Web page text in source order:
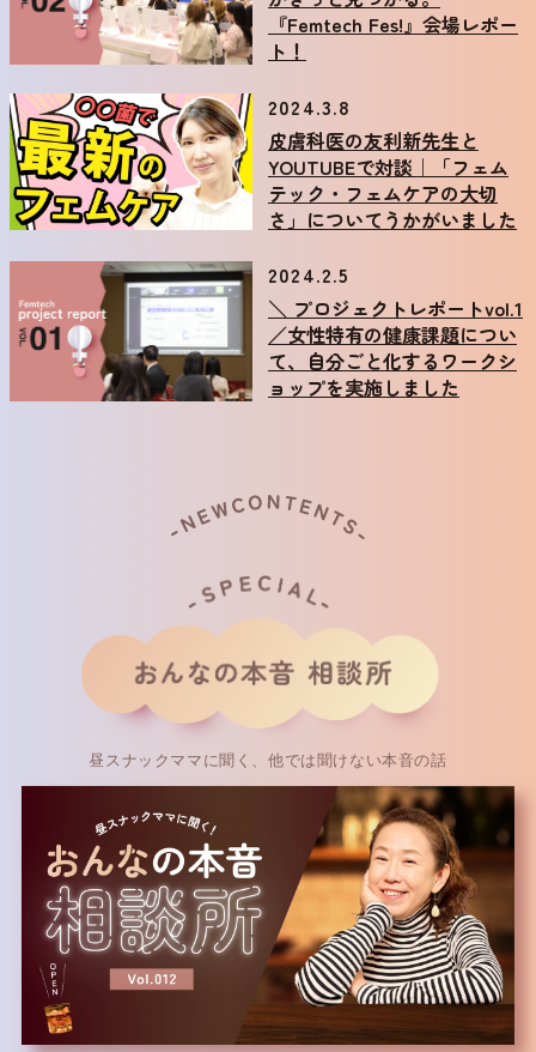
『Femtech Fes!』会場レポー
ト！
2024.3.8
皮膚科医の友利新先生と
YOUTUBEで対談｜「フェム
テック・フェムケアの大切
さ」についてうかがいました
2024.2.5
＼ プロジェクトレポートvol.1
／女性特有の健康課題につい
て、自分ごと化するワークシ
ョップを実施しました
昼スナックママに聞く、他では聞けない本音の話